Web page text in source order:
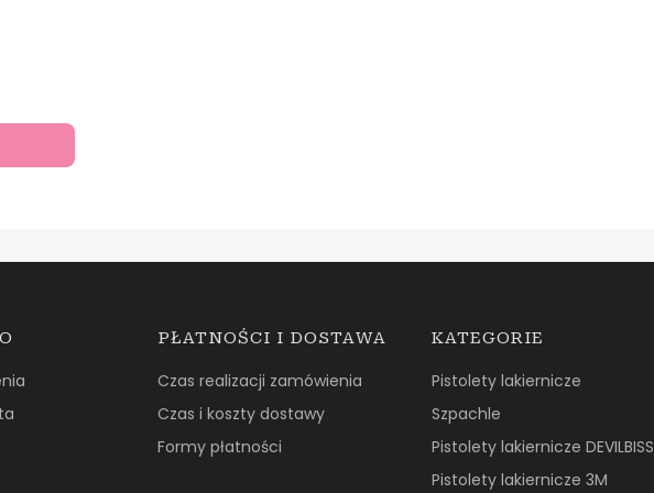
PŁATNOŚCI I DOSTAWA
Czas realizacji zamówienia
Czas i koszty dostawy
Formy płatności
KATEGORIE
Pistolety lakiernicze
Szpachle
Pistolety lakiernicze DEVILBISS
Pistolety lakiernicze 3M